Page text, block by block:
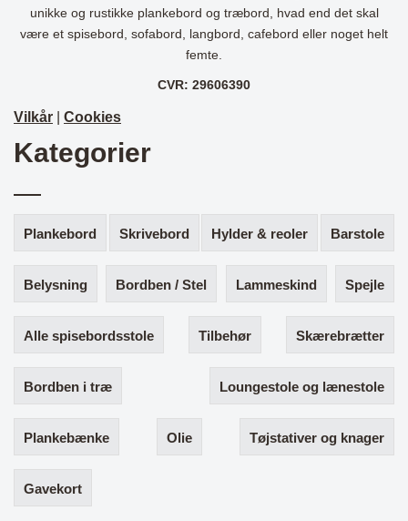
unikke og rustikke plankebord og træbord, hvad end det skal
være et spisebord, sofabord, langbord, cafebord eller noget helt
femte.
CVR: 29606390
Vilkår Cookies
Kategorier
Plankebord Skrivebord Hylder & reoler Barstole
Belysning Bordben / Stel Lammeskind Spejle
Alle spisebordsstole Tilbehør Skærebrætter
Bordben i træ Loungestole og lænestole
Plankebænke Olie Tøjstativer og knager
Gavekort